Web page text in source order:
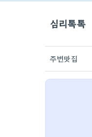
심리톡톡
주변맛집